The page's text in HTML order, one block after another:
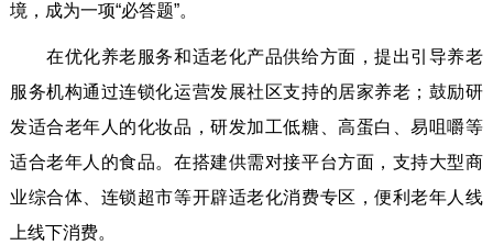
境，成为一项“必答题”。
在优化养老服务和适老化产品供给方面，提出引导养老
服务机构通过连锁化运营发展社区支持的居家养老；鼓励研
发适合老年人的化妆品，研发加工低糖、高蛋白、易咀嚼等
适合老年人的食品。在搭建供需对接平台方面，支持大型商
业综合体、连锁超市等开辟适老化消费专区，便利老年人线
上线下消费。